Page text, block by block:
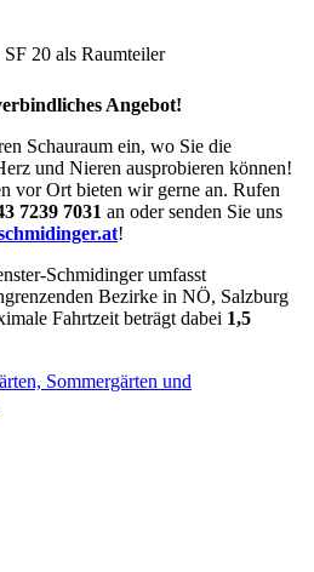
Angebot!
Schauraum ein, wo Sie die
und Nieren ausprobieren können!
vor Ort bieten wir gerne an. Rufen
7239 7031 an oder senden Sie uns
!
Schmidinger umfasst
Bezirke in NÖ, Salzburg
Fahrtzeit beträgt dabei 1,5
Sommergärten und